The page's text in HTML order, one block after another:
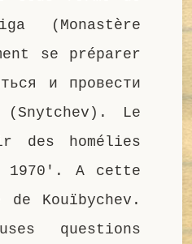
(Monastère
se préparer
и провести
Le
homélies
1970′. A cette
Kouïbychev.
questions